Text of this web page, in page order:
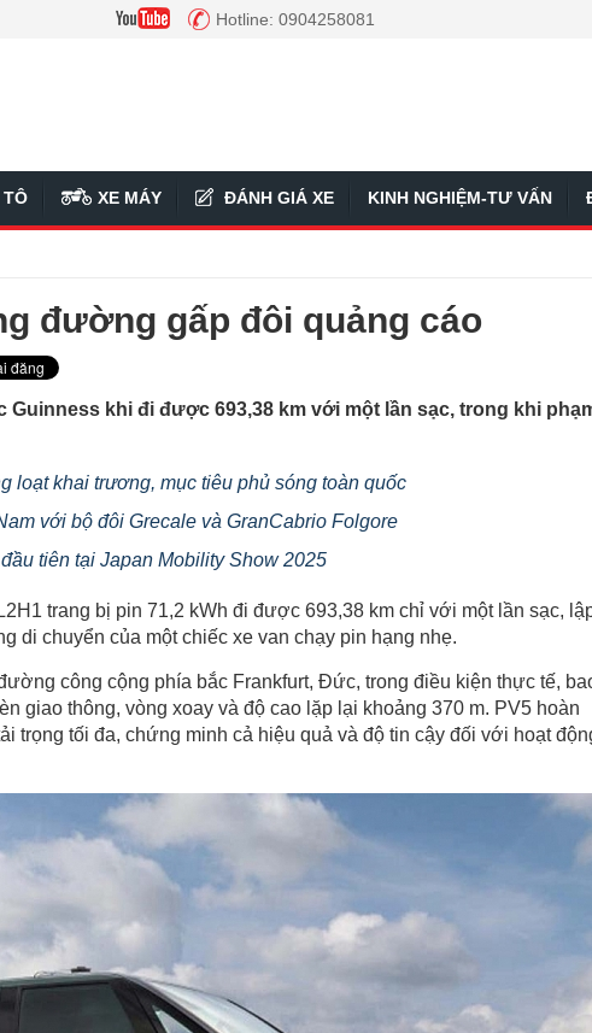
Hotline: 0904258081
TÔ XE MÁY ĐÁNH GIÁ XE KINH NGHIỆM-TƯ VẤN
đường gấp đôi quảng cáo
Guinness khi đi được 693,38 km với một lần sạc, trong khi
loạt khai trương, mục tiêu phủ sóng toàn quốc
với bộ đôi Grecale và GranCabrio Folgore
tiên tại Japan Mobility Show 2025
trang bị pin 71,2 kWh đi được 693,38 km chỉ với một lần sạc,
di chuyển của một chiếc xe van chạy pin hạng nhẹ.
công cộng phía bắc Frankfurt, Đức, trong điều kiện thực tế,
giao thông, vòng xoay và độ cao lặp lại khoảng 370 m. PV5 hoàn
trọng tối đa, chứng minh cả hiệu quả và độ tin cậy đối với hoạt